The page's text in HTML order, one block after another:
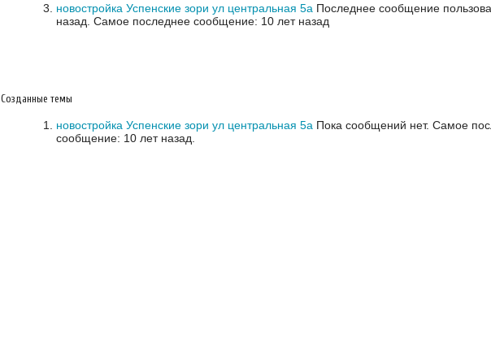
новостройка Успенские зори ул центральная 5а Последнее сообщение
назад. Самое последнее сообщение: 10 лет назад
Созданные темы
новостройка Успенские зори ул центральная 5а Пока сообщений нет. Самое
сообщение: 10 лет назад.